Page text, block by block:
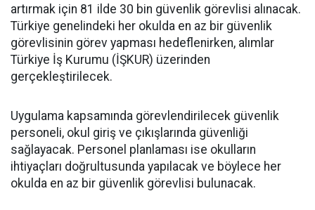
artırmak için 81 ilde 30 bin güvenlik görevlisi alınacak.
Türkiye genelindeki her okulda en az bir güvenlik
görevlisinin görev yapması hedeflenirken, alımlar
Türkiye İş Kurumu (İŞKUR) üzerinden
gerçekleştirilecek.
Uygulama kapsamında görevlendirilecek güvenlik
personeli, okul giriş ve çıkışlarında güvenliği
sağlayacak. Personel planlaması ise okulların
ihtiyaçları doğrultusunda yapılacak ve böylece her
okulda en az bir güvenlik görevlisi bulunacak.